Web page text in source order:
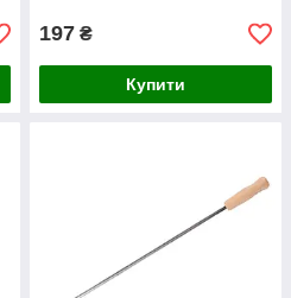
197 ₴
Купити